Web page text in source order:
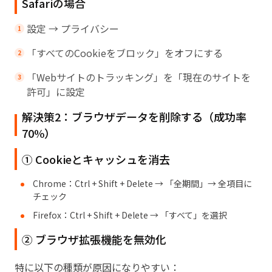
設定 → プライバシー
「すべてのCookieをブロック」をオフにする
「Webサイトのトラッキング」を「現在のサイトを
許可」に設定
解決策2：ブラウザデータを削除する（成功率
70%）
① Cookieとキャッシュを消去
Chrome：Ctrl + Shift + Delete → 「全期間」→ 全項目に
チェック
Firefox：Ctrl + Shift + Delete → 「すべて」を選択
② ブラウザ拡張機能を無効化
特に以下の種類が原因になりやすい：